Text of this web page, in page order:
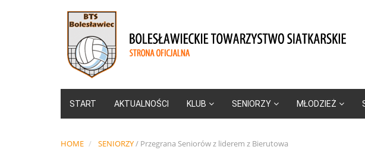
START AKTUALNOŚCI KLUB SENIORZY MŁODZIEŻ
HOME SENIORZY/ Przegrana Seniorów z liderem z Bierutowa